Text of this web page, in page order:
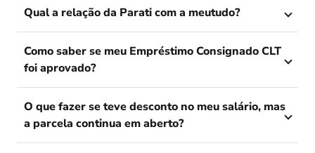
Qual a relação da Parati com a meutudo?
Como saber se meu Empréstimo Consignado CLT
foi aprovado?
O que fazer se teve desconto no meu salário, mas
a parcela continua em aberto?